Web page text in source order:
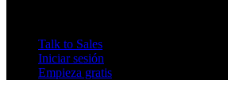
Talk to Sales
Iniciar sesión
Empieza gratis